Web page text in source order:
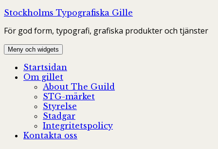
Hoppa
innehåll
Stockholms Typografiska Gille
För god form, typografi, grafiska produkter och tjänster
Meny och widgets
Startsidan
Om gillet
About The Guild
STG-märket
Styrelse
Stadgar
Integritetspolicy
Kontakta oss